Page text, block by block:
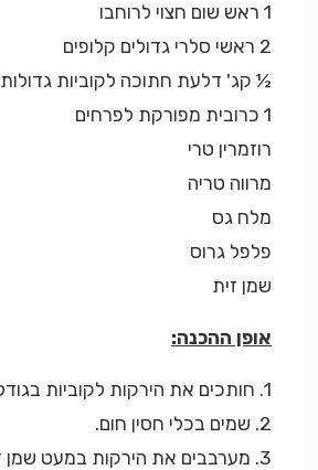
1 ראש שום חצוי לרוחבו
2 ראשי סלרי גדולים קלופים
½ קג' דלעת חתוכה לקוביות גדולות
1 כרובית מפורקת לפרחים
רוזמרין טרי
מרווה טריה
מלח גס
פלפל גרוס
שמן זית
אופן ההכנה:
1. חותכים את הירקות לקוביות בגודל אחיד.
2. שמים בכלי חסין חום.
3. מערבבים את הירקות במעט שמן זית.